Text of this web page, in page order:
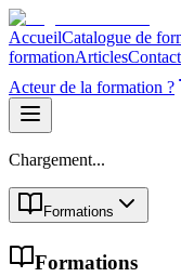
AccueilCatalogue de
formationArticlesContact
Acteur de la formation ?
Chargement...
Formations
Formations